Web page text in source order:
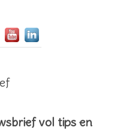
vol tips en